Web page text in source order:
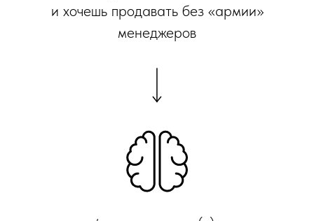
и хочешь продавать без «армии»
менеджеров